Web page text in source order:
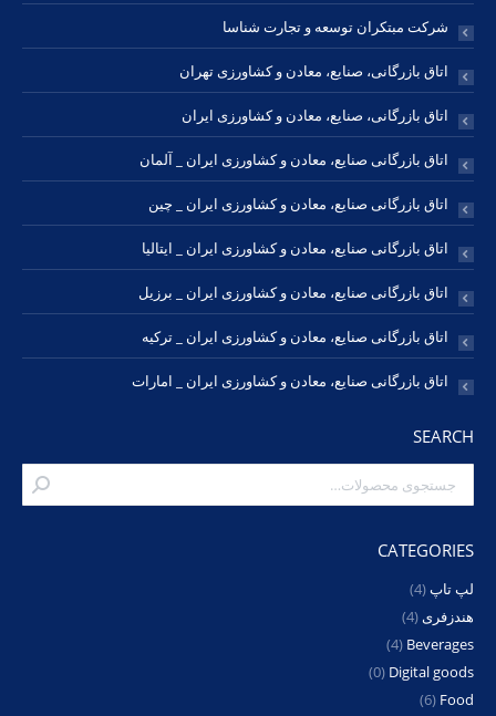
شرکت مبتکران توسعه و تجارت شناسا
اتاق بازرگانی، صنایع، معادن و کشاورزی تهران
اتاق بازرگانی، صنایع، معادن و کشاورزی ایران
اتاق بازرگانی صنایع، معادن و کشاورزی ایران _ آلمان
اتاق بازرگانی صنایع، معادن و کشاورزی ایران _ چین
اتاق بازرگانی صنایع، معادن و کشاورزی ایران _ ایتالیا
اتاق بازرگانی صنایع، معادن و کشاورزی ایران _ برزیل
اتاق بازرگانی صنایع، معادن و کشاورزی ایران _ ترکیه
اتاق بازرگانی صنایع، معادن و کشاورزی ایران _ امارات
SEARCH
CATEGORIES
لپ تاپ(4)
هندزفری(4)
Beverages
(4)
Digital goods
(0)
Food
(6)